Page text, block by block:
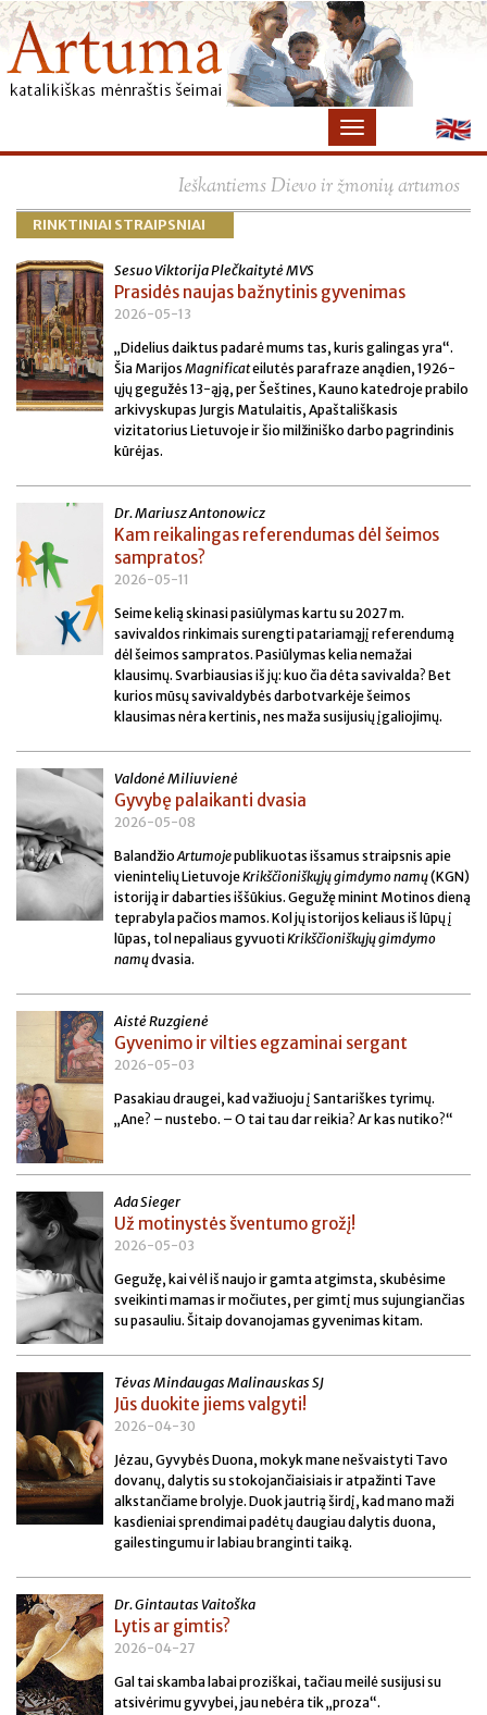
Ieškantiems Dievo ir žmonių artumos
RINKTINIAI STRAIPSNIAI
Sesuo Viktorija Plečkaitytė MVS
Prasidės naujas bažnytinis gyvenimas
2026-05-13
„Didelius daiktus padarė mums tas, kuris galingas yra“.
Šia Marijos Magnificateilutės parafraze anądien, 1926-
ųjų gegužės 13-ąją, per Šeštines, Kauno katedroje prabilo
arkivyskupas Jurgis Matulaitis, Apaštališkasis
vizitatorius Lietuvoje ir šio milžiniško darbo pagrindinis
kūrėjas.
Dr. Mariusz Antonowicz
Kam reikalingas referendumas dėl šeimos
sampratos?
2026-05-11
Seime kelią skinasi pasiūlymas kartu su 2027 m.
savivaldos rinkimais surengti patariamąjį referendumą
dėl šeimos sampratos. Pasiūlymas kelia nemažai
klausimų. Svarbiausias iš jų: kuo čia dėta savivalda? Bet
kurios mūsų savivaldybės darbotvarkėje šeimos
klausimas nėra kertinis, nes maža susijusių įgaliojimų.
Valdonė Miliuvienė
Gyvybę palaikanti dvasia
2026-05-08
BalandžioArtumojepublikuotas išsamus straipsnis apie
vienintelių LietuvojeKrikščioniškųjų gimdymo namų(KGN)
istoriją ir dabarties iššūkius. Gegužę minint Motinos dieną
teprabyla pačios mamos. Kol jų istorijos keliaus iš lūpų į
lūpas, tol nepaliaus gyvuotiKrikščioniškųjų gimdymo
namųdvasia.
Aistė Ruzgienė
Gyvenimo ir vilties egzaminai sergant
2026-05-03
Pasakiau draugei, kad važiuoju į Santariškes tyrimų.
„Ane? – nustebo. – O tai tau dar reikia? Ar kas nutiko?“
Ada Sieger
Už motinystės šventumo grožį!
2026-05-03
Gegužę, kai vėl iš naujo ir gamta atgimsta, skubėsime
sveikinti mamas ir močiutes, per gimtį mus sujungiančias
su pasauliu. Šitaip dovanojamas gyvenimas kitam.
Tėvas Mindaugas Malinauskas SJ
Jūs duokite jiems valgyti!
2026-04-30
Jėzau, Gyvybės Duona, mokyk mane nešvaistyti Tavo
dovanų, dalytis su stokojančiaisiais ir atpažinti Tave
alkstančiame brolyje. Duok jautrią širdį, kad mano maži
kasdieniai sprendimai padėtų daugiau dalytis duona,
gailestingumu ir labiau branginti taiką.
Dr. Gintautas Vaitoška
Lytis ar gimtis?
2026-04-27
Gal tai skamba labai proziškai, tačiau meilė susijusi su
atsivėrimu gyvybei, jau nebėra tik „proza“.
×